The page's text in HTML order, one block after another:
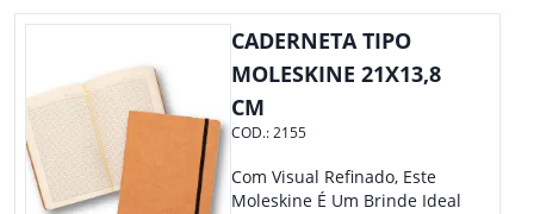
CADERNETA TIPO
MOLESKINE 21X13,8
CM
COD.:2155
Com Visual Refinado, Este
Moleskine É Um Brinde Ideal